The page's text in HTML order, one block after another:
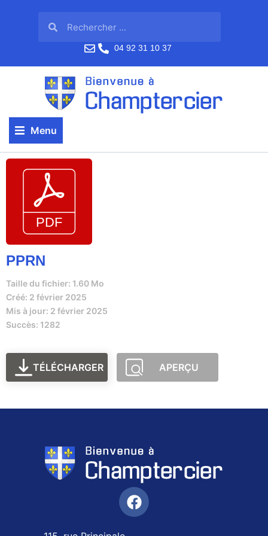
04 92 31 10 37
Menu
PPRN
Taille du fichier: 1.60 Mo
Créé: 2 février 2025
Mis à jour: 2 février 2025
Succès: 1282
TÉLÉCHARGER APERÇU